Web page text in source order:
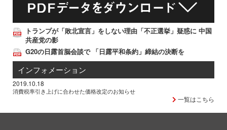
トランプが「敗北宣言」をしない理由「不正選挙」疑惑に 中国
共産党の影
G20の日露首脳会談で 「日露平和条約」締結の決断を
インフォメーション
2019.10.18
消費税率引き上げに合わせた価格改定のお知らせ
一覧はこちら